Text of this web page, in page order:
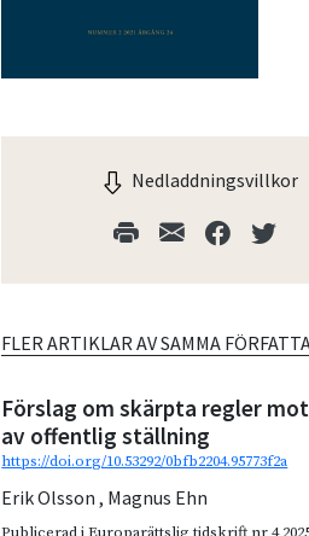
Nedladdningsvillkor
FLER ARTIKLAR AV SAMMA
Förslag om skärpta regler
av offentlig ställning
https://doi.org/10.53292/0bfb2204.95773f2a
Erik Olsson, Magnus Ehn
Publicerad iEuroparättslig tidskrift nr 4